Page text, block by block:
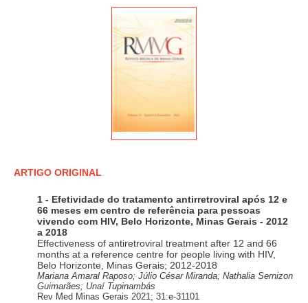
ARTIGO ORIGINAL
1 - Efetividade do tratamento antirretroviral após 12 e
66 meses em centro de referência para pessoas
vivendo com HIV, Belo Horizonte, Minas Gerais - 2012
a 2018
Effectiveness of antiretroviral treatment after 12 and 66
months at a reference centre for people living with HIV,
Belo Horizonte, Minas Gerais; 2012-2018
Mariana Amaral Raposo; Júlio César Miranda; Nathalia Sernizon
Guimarães; Unaí Tupinambás
Rev Med Minas Gerais 2021; 31:e-31101